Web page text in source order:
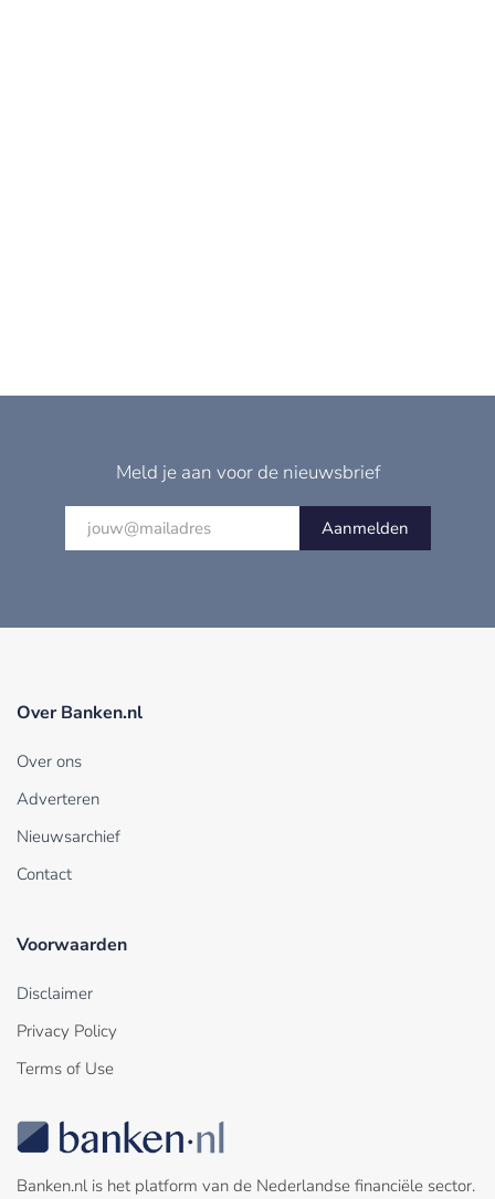
Meld je aan voor de nieuwsbrief
Aanmelden
Over Banken.nl
Over ons
Adverteren
Nieuwsarchief
Contact
Voorwaarden
Disclaimer
Privacy Policy
Terms of Use
Banken.nl is het platform van de Nederlandse financiële sector.